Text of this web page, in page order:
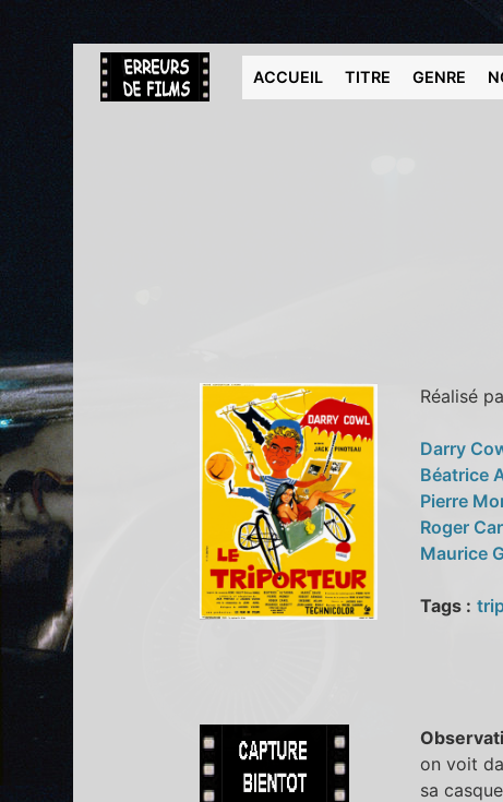
ACCUEIL TITRE GENRE
Réalisé
Darry
Béatrice
Pierre
Roger
Maurice
Tags :
on voit
sa